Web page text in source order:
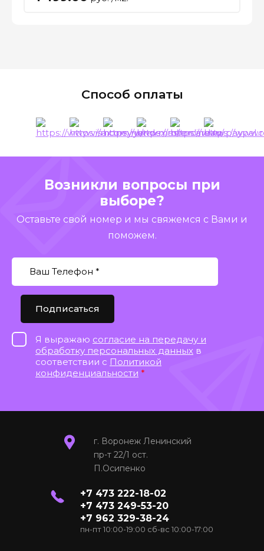
Способ оплаты
Возникли вопросы при
выборе?
Оставьте свой номер и мы свяжемся с Вами и
поможем.
Я выражаю согласие на передачу и
обработку персональных данных в
соответствии с Политикой
конфиденциальности *
Подписаться
г. Воронеж Ленинский
пр-т 22/1 ост.
П.Осипенко
+7 473 222-18-02
+7 473 249-53-20
+7 962 329-38-24
пн-пт 10:00-19:00 сб-вс 10:00-17:00